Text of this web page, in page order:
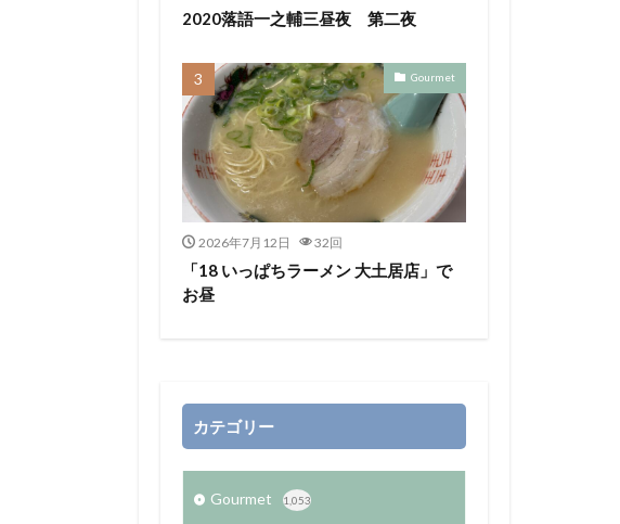
2020落語一之輔三昼夜 第二夜
Gourmet
2026年7月12日 32回
「18 いっぱちラーメン 大土居店」で
お昼
カテゴリー
Gourmet 1,053